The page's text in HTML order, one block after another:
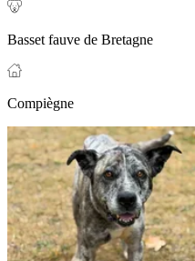
Basset fauve de Bretagne
Compiègne